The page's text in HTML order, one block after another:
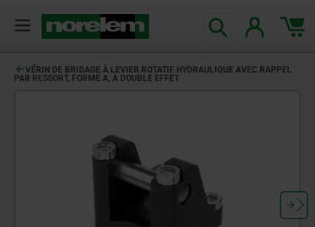
VÉRIN DE BRIDAGE À LEVIER ROTATIF HYDRAULIQUE AVEC RAPPEL
PAR RESSORT, FORME A, À DOUBLE EFFET